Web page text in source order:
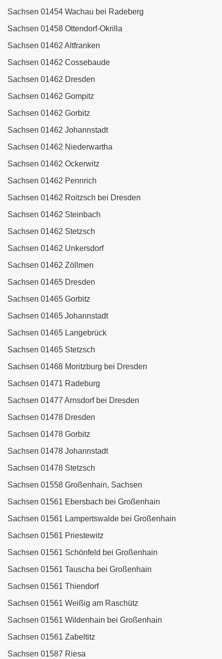
Sachsen 01454 Wachau bei Radeberg
Sachsen 01458 Ottendorf-Okrilla
Sachsen 01462 Altfranken
Sachsen 01462 Cossebaude
Sachsen 01462 Dresden
Sachsen 01462 Gompitz
Sachsen 01462 Gorbitz
Sachsen 01462 Johannstadt
Sachsen 01462 Niederwartha
Sachsen 01462 Ockerwitz
Sachsen 01462 Pennrich
Sachsen 01462 Roitzsch bei Dresden
Sachsen 01462 Steinbach
Sachsen 01462 Stetzsch
Sachsen 01462 Unkersdorf
Sachsen 01462 Zöllmen
Sachsen 01465 Dresden
Sachsen 01465 Gorbitz
Sachsen 01465 Johannstadt
Sachsen 01465 Langebrück
Sachsen 01465 Stetzsch
Sachsen 01468 Moritzburg bei Dresden
Sachsen 01471 Radeburg
Sachsen 01477 Arnsdorf bei Dresden
Sachsen 01478 Dresden
Sachsen 01478 Gorbitz
Sachsen 01478 Johannstadt
Sachsen 01478 Stetzsch
Sachsen 01558 Großenhain, Sachsen
Sachsen 01561 Ebersbach bei Großenhain
Sachsen 01561 Lampertswalde bei Großenhain
Sachsen 01561 Priestewitz
Sachsen 01561 Schönfeld bei Großenhain
Sachsen 01561 Tauscha bei Großenhain
Sachsen 01561 Thiendorf
Sachsen 01561 Weißig am Raschütz
Sachsen 01561 Wildenhain bei Großenhain
Sachsen 01561 Zabeltitz
Sachsen 01587 Riesa